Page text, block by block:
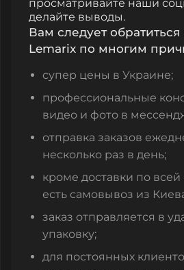
просматривайте наши
делайте выводы.
Вам следует
Lemarix по многим
супер цены в Украине;
профессиональные
видео и фото в
отправка заказов
несколько раз в день;
кроме доставки по всей
есть самовывоз из
заказ отправляется в
упаковку;
для постоянных